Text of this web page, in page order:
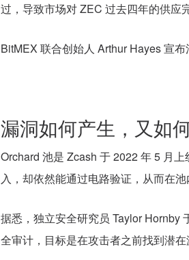
过，导致市场对 ZEC 过去四年的供应
BitMEX 联合创始人 Arthur Hayes 宣
漏洞如何产生，又如
Orchard 池是 Zcash 于 2022 年 5 月
入，却依然能通过电路验证，从而在
据悉，独立安全研究员 Taylor Hornby
全审计，目标是在攻击者之前找到潜在